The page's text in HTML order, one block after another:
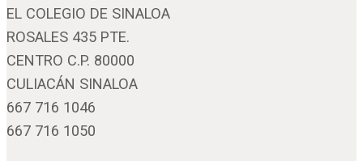
EL COLEGIO DE SINALOA
ROSALES 435 PTE.
CENTRO C.P. 80000
CULIACÁN SINALOA
667 716 1046
667 716 1050